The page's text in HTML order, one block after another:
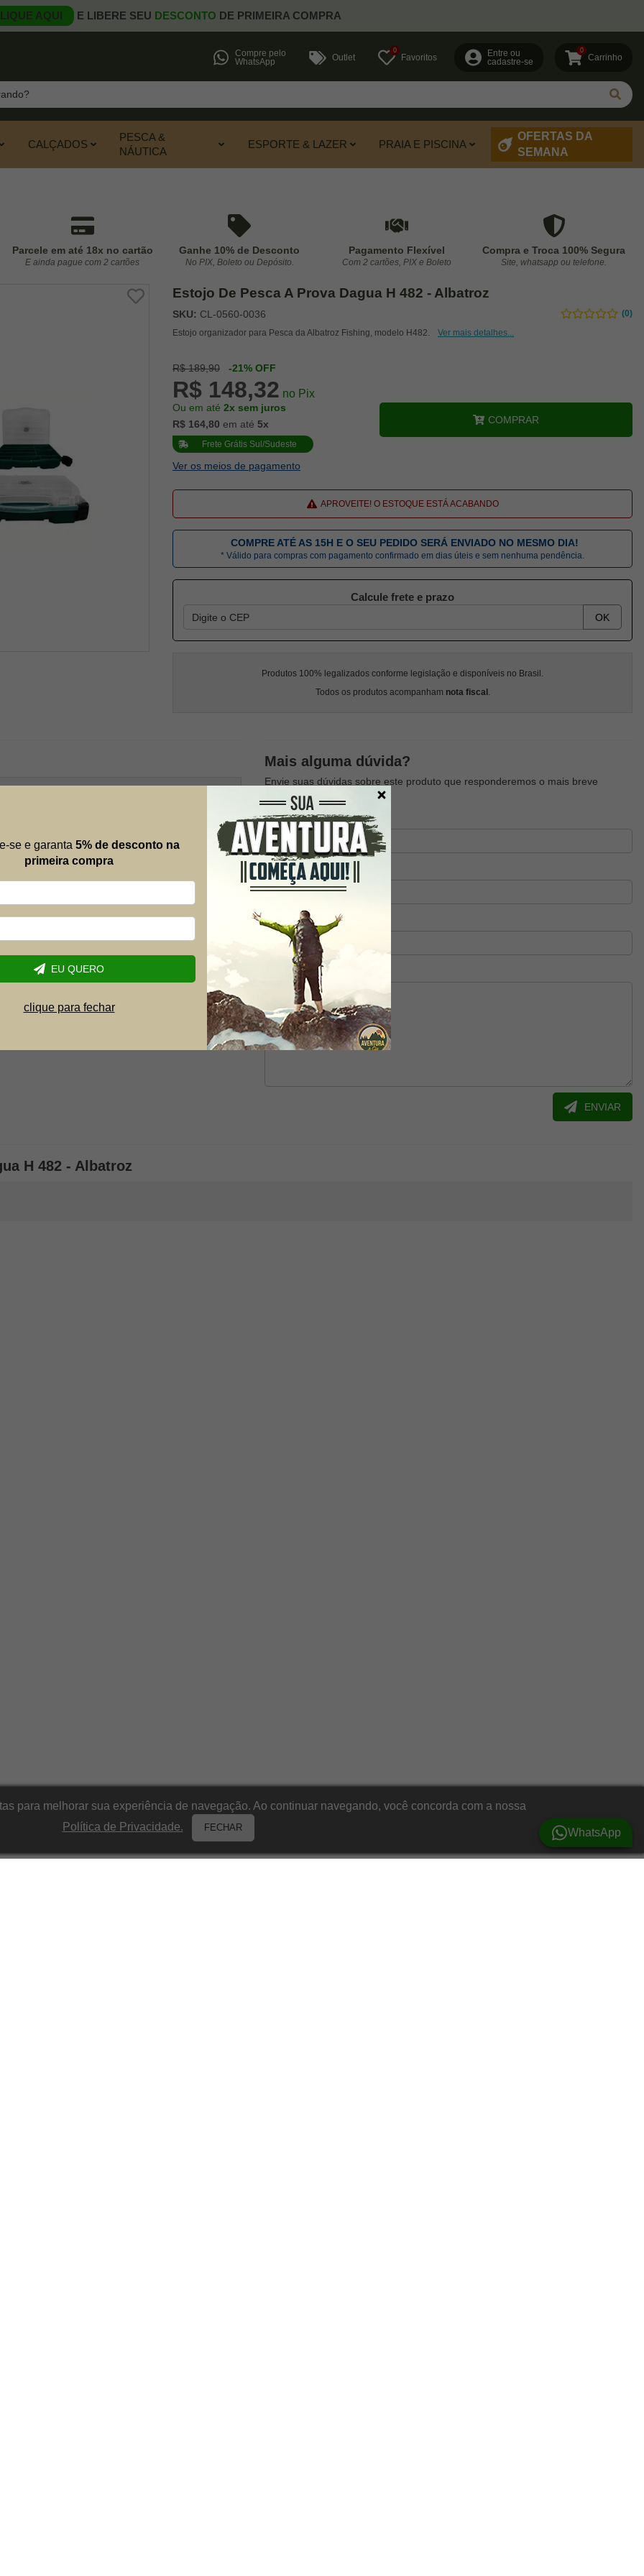
AQUI E LIBERE SEU DESCONTO DE PRIMEIRA COMPRA
Compre pelo
WhatsApp
Outlet
0
Favoritos
Entre ou
cadastre-se
0
Carrinho
CALÇADOS
PESCA &
NÁUTICA
ESPORTE & LAZER PRAIA E PISCINA
OFERTAS DA
SEMANA
Parcele em até 18x no cartão
E ainda pague com 2 cartões
Ganhe 10% de Desconto
No PIX, Boleto ou Depósito.
Pagamento Flexível
Com 2 cartões, PIX e Boleto
Compra e Troca 100% Segura
Site, whatsapp ou telefone.
Estojo De Pesca A Prova Dagua H 482 - Albatroz
SKU: CL-0560-0036
(0)
Estojo organizador para Pesca da Albatroz Fishing, modelo H482.
Ver mais detalhes...
R$ 189,90 -21% OFF
R$ 148,32 no Pix
Ou em até 2x sem juros
R$ 164,80 em até 5x
Frete Grátis Sul/Sudeste
Ver os meios de pagamento
COMPRAR
APROVEITE! O ESTOQUE ESTÁ ACABANDO
COMPRE ATÉ AS 15H E O SEU PEDIDO SERÁ ENVIADO NO MESMO DIA!
* Válido para compras com pagamento confirmado em dias úteis e sem nenhuma pendência.
Calcule frete e prazo
OK
Produtos 100% legalizados conforme legislação e disponíveis no Brasil.
Todos os produtos acompanham nota fiscal .
Mais alguma dúvida?
Envie suas dúvidas sobre este produto que responderemos o mais breve
possível.
Nome
E-mail
Telefone
Dúvida
ENVIAR
H 482 - Albatroz
para melhorar sua experiência de navegação. Ao continuar navegando, você concorda com a nossa
Política de Privacidade.
FECHAR
se e garanta 5% de desconto na
primeira compra
EU QUERO
clique para fechar
WhatsApp